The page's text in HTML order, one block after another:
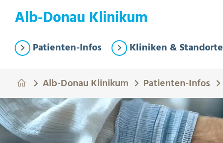
Alb-Donau Klinikum
Patienten-Infos Kliniken & Standorte
Alb-Donau Klinikum Patienten-Infos